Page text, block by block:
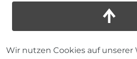
Wir nutzen Cookies auf unserer